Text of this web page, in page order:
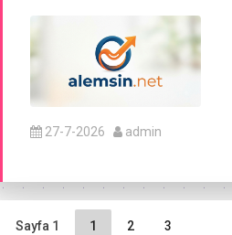
27-7-2026 admin
Sayfa gezinme
Sayfa 1 Geçerli Sayfa
1 Sayfa
2 Sayfa
3